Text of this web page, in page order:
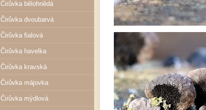
Čirůvka bělohnědá
Čirůvka dvoubarvá
Čirůvka fialová
Čirůvka havelka
Čirůvka kravská
Čirůvka májovka
Čirůvka mýdlová